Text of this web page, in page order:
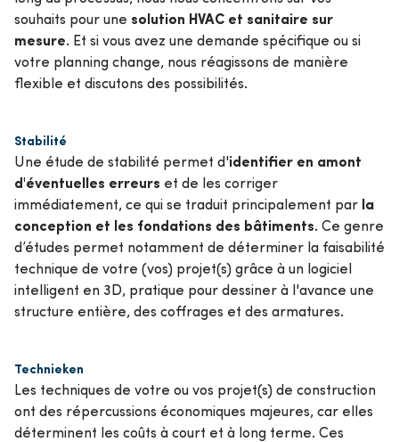
souhaits pour une solution HVAC et sanitaire sur
mesure. Et si vous avez une demande spécifique ou si
votre planning change, nous réagissons de manière
flexible et discutons des possibilités.
Stabilité
Une étude de stabilité permet d'identifier en amont
d'éventuelles erreurs et de les corriger
immédiatement, ce qui se traduit principalement par la
conception et les fondations des bâtiments. Ce genre
d’études permet notamment de déterminer la faisabilité
technique de votre (vos) projet(s) grâce à un logiciel
intelligent en 3D, pratique pour dessiner à l'avance une
structure entière, des coffrages et des armatures.
Technieken
Les techniques de votre ou vos projet(s) de construction
ont des répercussions économiques majeures, car elles
déterminent les coûts à court et à long terme. Ces